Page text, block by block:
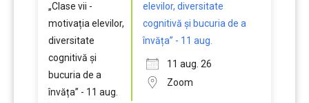
elevilor, diversitate
cognitivă și bucuria de a
învăța” - 11 aug.
11 aug. 26
Zoom